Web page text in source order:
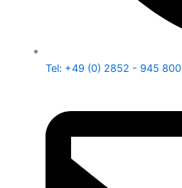
Tel: +49 (0) 2852 - 945 800